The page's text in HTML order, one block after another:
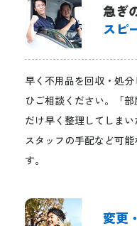
急ぎ
スピ
早く不用品を回収・処
ひご相談ください。「
だけ早く整理してしま
スタッフの手配など可
す。
変更